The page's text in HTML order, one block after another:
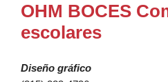
OHM BOCES
escolares
Diseño gráfico